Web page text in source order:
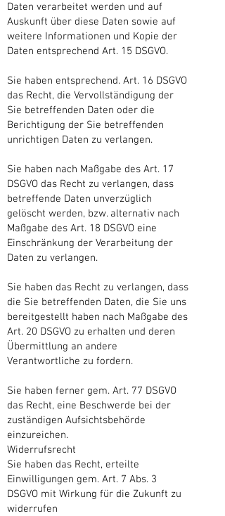
Daten verarbeitet werden und auf
Auskunft über diese Daten sowie auf
weitere Informationen und Kopie der
Daten entsprechend Art. 15 DSGVO.
Sie haben entsprechend. Art. 16 DSGVO
das Recht, die Vervollständigung der
Sie betreffenden Daten oder die
Berichtigung der Sie betreffenden
unrichtigen Daten zu verlangen.
Sie haben nach Maßgabe des Art. 17
DSGVO das Recht zu verlangen, dass
betreffende Daten unverzüglich
gelöscht werden, bzw. alternativ nach
Maßgabe des Art. 18 DSGVO eine
Einschränkung der Verarbeitung der
Daten zu verlangen.
Sie haben das Recht zu verlangen, dass
die Sie betreffenden Daten, die Sie uns
bereitgestellt haben nach Maßgabe des
Art. 20 DSGVO zu erhalten und deren
Übermittlung an andere
Verantwortliche zu fordern.
Sie haben ferner gem. Art. 77 DSGVO
das Recht, eine Beschwerde bei der
zuständigen Aufsichtsbehörde
einzureichen.
Widerrufsrecht
Sie haben das Recht, erteilte
Einwilligungen gem. Art. 7 Abs. 3
DSGVO mit Wirkung für die Zukunft zu
widerrufen